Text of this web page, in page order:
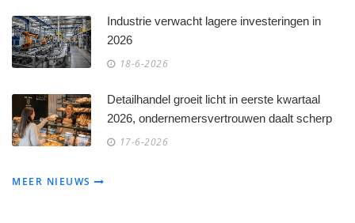
Industrie verwacht lagere investeringen in
2026
18-6-2026
Detailhandel groeit licht in eerste kwartaal
2026, ondernemersvertrouwen daalt scherp
17-6-2026
MEER NIEUWS